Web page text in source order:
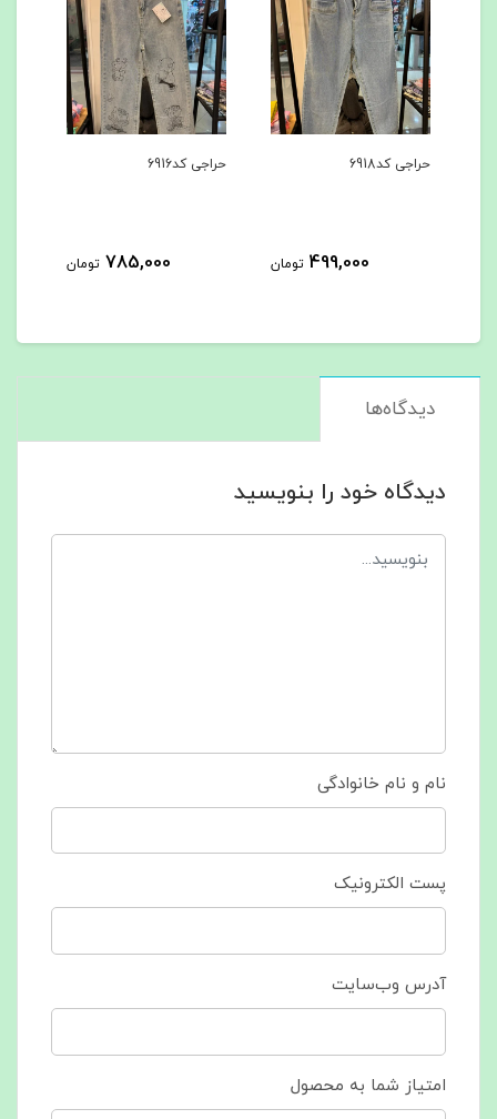
حراجی کد6918
499,000 تومان
حراجی کد6916
785,000 تومان
دیدگاه‌ها
دیدگاه خود را بنویسید
نام و نام خانوادگی
پست الکترونیک
آدرس وب‌سایت
امتیاز شما به محصول